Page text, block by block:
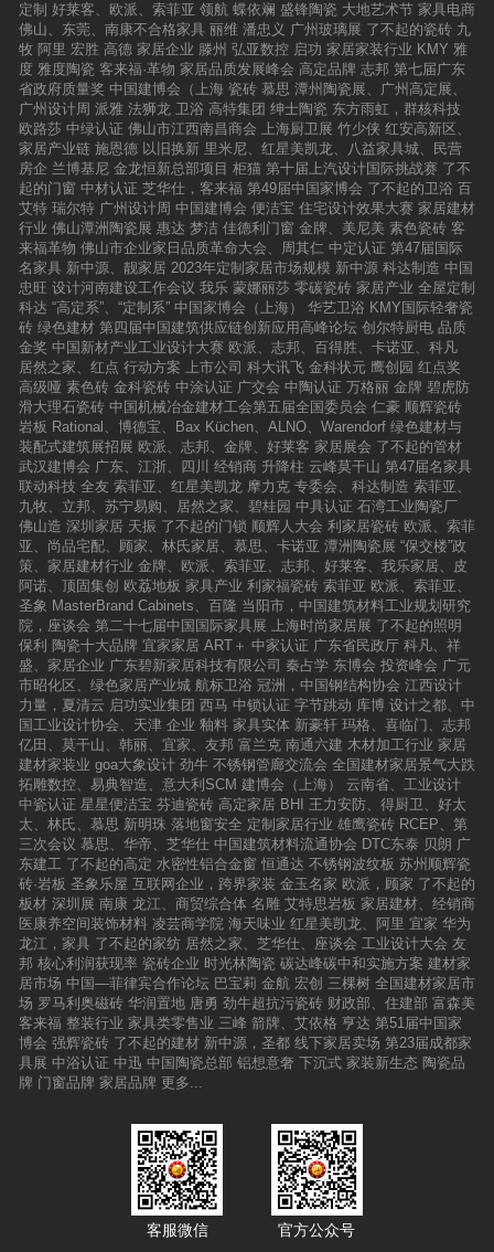
定制 好莱客、欧派、索菲亚 领航 蝶依斓 盛锋陶瓷 大地艺术节 家具电商
佛山、东莞、南康不合格家具 丽维 潘忠义 广州玻璃展 了不起的瓷砖 九
牧 阿里 宏胜 高德 家居企业 滕州 弘亚数控 启功 家居家装行业 KMY 雅
度 雅度陶瓷 客来福·革物 家居品质发展峰会 高定品牌 志邦 第七届广东
省政府质量奖 中国建博会（上海 瓷砖 慕思 潭州陶瓷展、广州高定展、
广州设计周 派雅 法狮龙 卫浴 高特集团 绅士陶瓷 东方雨虹，群核科技
欧路莎 中绿认证 佛山市江西南昌商会 上海厨卫展 竹少侠 红安高新区、
家居产业链 施恩德 以旧换新 里米尼、红星美凯龙、八益家具城、民营
房企 兰博基尼 金龙恒新总部项目 柜猫 第十届上汽设计国际挑战赛 了不
起的门窗 中材认证 芝华仕，客来福 第49届中国家博会 了不起的卫浴 百
艾特 瑞尔特 广州设计周 中国建博会 便洁宝 住宅设计效果大赛 家居建材
行业 佛山潭洲陶瓷展 惠达 梦洁 佳德利门窗 金牌、美尼美 素色瓷砖 客
来福革物 佛山市企业家日品质革命大会、周其仁 中定认证 第47届国际
名家具 新中源、靓家居 2023年定制家居市场规模 新中源 科达制造 中国
忠旺 设计河南建设工作会议 我乐 蒙娜丽莎 零碳瓷砖 家居产业 全屋定制
科达 “高定系”、“定制系” 中国家博会（上海） 华艺卫浴 KMY国际轻奢瓷
砖 绿色建材 第四届中国建筑供应链创新应用高峰论坛 创尔特厨电 品质
金奖 中国新材产业工业设计大赛 欧派、志邦、百得胜、卡诺亚、科凡
居然之家、红点 行动方案 上市公司 科大讯飞 金科状元 鹰创园 红点奖
高级哑 素色砖 金科瓷砖 中涂认证 广交会 中陶认证 万格丽 金牌 碧虎防
滑大理石瓷砖 中国机械冶金建材工会第五届全国委员会 仁豪 顺辉瓷砖
岩板 Rational、博德宝、Bax Küchen、ALNO、Warendorf 绿色建材与
装配式建筑展招展 欧派、志邦、金牌、好莱客 家居展会 了不起的管材
武汉建博会 广东、江浙、四川 经销商 升降柱 云峰莫干山 第47届名家具
联动科技 全友 索菲亚、红星美凯龙 摩力克 专委会、科达制造 索菲亚、
九牧、立邦、苏宁易购、居然之家、碧桂园 中具认证 石湾工业陶瓷厂
佛山造 深圳家居 天振 了不起的门锁 顺辉人大会 利家居瓷砖 欧派、索菲
亚、尚品宅配、顾家、林氏家居、慕思、卡诺亚 潭洲陶瓷展 “保交楼”政
策、家居建材行业 金牌、欧派、索菲亚、志邦、好莱客、我乐家居、皮
阿诺、顶固集创 欧荔地板 家具产业 利家福瓷砖 索菲亚 欧派、索菲亚、
圣象 MasterBrand Cabinets、百隆 当阳市，中国建筑材料工业规划研究
院，座谈会 第二十七届中国国际家具展 上海时尚家居展 了不起的照明
保利 陶瓷十大品牌 宜家家居 ART＋ 中家认证 广东省民政厅 科凡、祥
盛、家居企业 广东碧新家居科技有限公司 秦占学 东博会 投资峰会 广元
市昭化区、绿色家居产业城 航标卫浴 冠洲，中国钢结构协会 江西设计
力量，夏清云 启功实业集团 西马 中锁认证 字节跳动 库博 设计之都、中
国工业设计协会、天津 企业 釉料 家具实体 新豪轩 玛格、喜临门、志邦
亿田、莫干山、韩丽、宜家、友邦 富兰克 南通六建 木材加工行业 家居
建材家装业 goa大象设计 劲牛 不锈钢管廊交流会 全国建材家居景气大跌
拓雕数控、易典智造、意大利SCM 建博会（上海）
云南省、工业设计
中瓷认证 星星便洁宝 芬迪瓷砖 高定家居 BHI
王力安防、得厨卫、好太
太、林氏、慕思 新明珠 落地窗安全 定制家居行业 雄鹰瓷砖 RCEP、第
三次会议 慕思、华帝、芝华仕 中国建筑材料流通协会 DTC东泰 贝朗 广
东建工 了不起的高定 水密性铝合金窗 恒通达 不锈钢波纹板 苏州顺辉瓷
砖·岩板 圣象乐屋 互联网企业，跨界家装 金玉名家 欧派，顾家 了不起的
板材 深圳展 南康 龙江、商贸综合体 名雕 艾特思岩板 家居建材、经销商
医康养空间装饰材料 凌芸商学院 海天味业 红星美凯龙、阿里 宜家 华为
龙江，家具 了不起的家纺 居然之家、芝华仕、座谈会 工业设计大会 友
邦 核心利润获现率 瓷砖企业 时光林陶瓷 碳达峰碳中和实施方案 建材家
居市场 中国—菲律宾合作论坛 巴宝莉 金航 宏创 三棵树 全国建材家居市
场 罗马利奥磁砖 华润置地 唐勇 劲牛超抗污瓷砖 财政部、住建部 富森美
客来福 整装行业 家具类零售业 三峰 箭牌、艾依格 亨达 第51届中国家
博会 强辉瓷砖 了不起的建材 新中源，圣都 线下家居卖场 第23届成都家
具展 中浴认证 中迅 中国陶瓷总部 铝想意奢 下沉式 家装新生态 陶瓷品
牌 门窗品牌 家居品牌 更多...
客服微信 官方公众号